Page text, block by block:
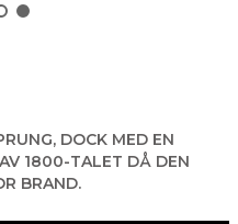
DOCK MED EN
1800-TALET DÅ DEN
BRAND.